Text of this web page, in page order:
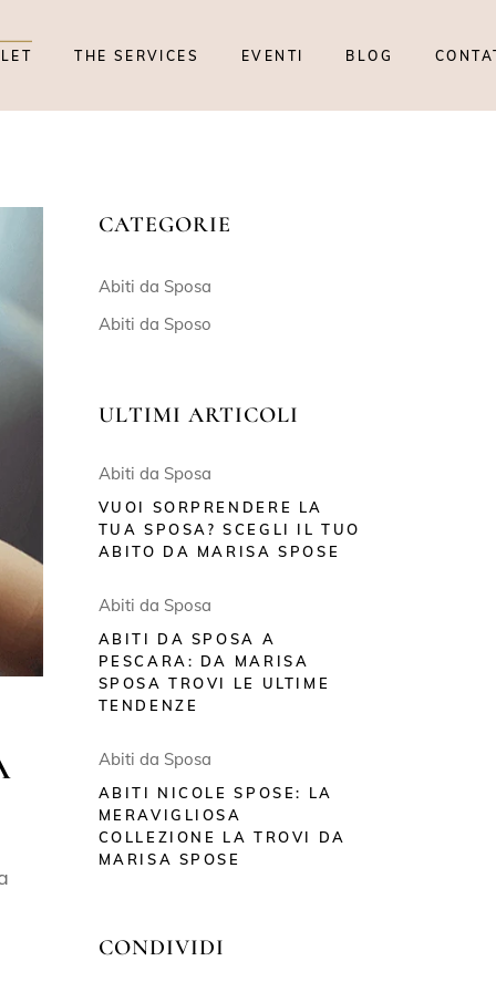
THE SERVICES EVENTI BLOG
CATEGORIE
Abiti da Sposa
Abiti da Sposo
ULTIMI ARTICOLI
Abiti da Sposa
VUOI SORPRENDERE LA
TUA SPOSA? SCEGLI IL TUO
ABITO DA MARISA SPOSE
Abiti da Sposa
ABITI DA SPOSA A
PESCARA: DA MARISA
SPOSA TROVI LE ULTIME
TENDENZE
Abiti da Sposa
ABITI NICOLE SPOSE: LA
MERAVIGLIOSA
COLLEZIONE LA TROVI DA
MARISA SPOSE
CONDIVIDI